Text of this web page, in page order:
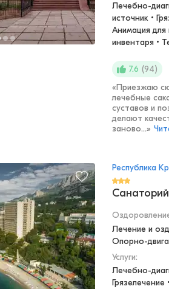
Лечебно-
источник •
Анимация для
инвентаря •
7.6 (94)
«Приезжаю
лечебные
суставов и
делают
заново...»
Республика
Лечение и
Опорно-
Услуги:
Лечебно-